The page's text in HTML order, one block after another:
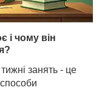
і чому він
занять - це